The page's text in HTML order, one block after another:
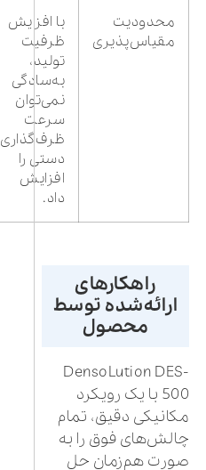
محدودیت
مقیاس‌پذیری
با افزایش
ظرفیت
تولید،
به‌سادگی
نمی‌توان
سرعت
ظرف‌گذاری
دستی را
افزایش
داد.
راهکارهای
ارائه‌شده توسط
محصول
DensoLution DES-
500 با یک رویکرد
مکانیکی دقیق، تمام
چالش‌های فوق را به
صورت هم‌زمان حل